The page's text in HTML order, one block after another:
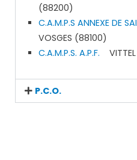
(88200)
C.A.M.P.S ANNEXE DE
VOSGES (88100)
C.A.M.P.S. A.P.F.
P.C.O.